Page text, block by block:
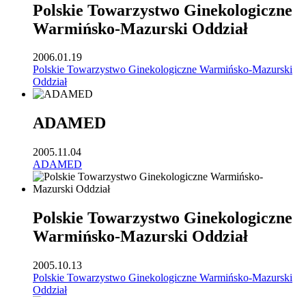
Polskie Towarzystwo Ginekologiczne
Warmińsko-Mazurski Oddział
2006.01.19
Polskie Towarzystwo Ginekologiczne Warmińsko-Mazurski
Oddział
ADAMED
2005.11.04
ADAMED
Polskie Towarzystwo Ginekologiczne
Warmińsko-Mazurski Oddział
2005.10.13
Polskie Towarzystwo Ginekologiczne Warmińsko-Mazurski
Oddział